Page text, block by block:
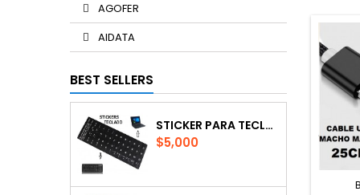
AGOFER
AIDATA
BEST SELLERS
STICKER PARA TECLADO EN ESPAÑOL
Price
$5,000